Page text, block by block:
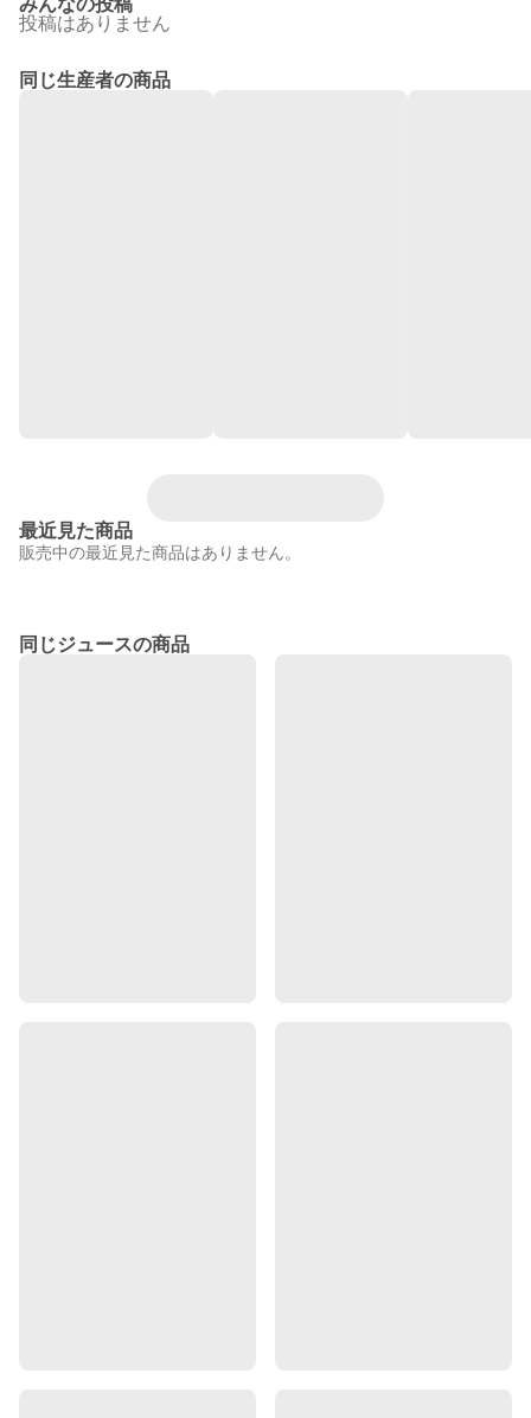
みんなの投稿
投稿はありません
同じ生産者の商品
最近見た商品
販売中の最近見た商品はありません。
同じジュースの商品